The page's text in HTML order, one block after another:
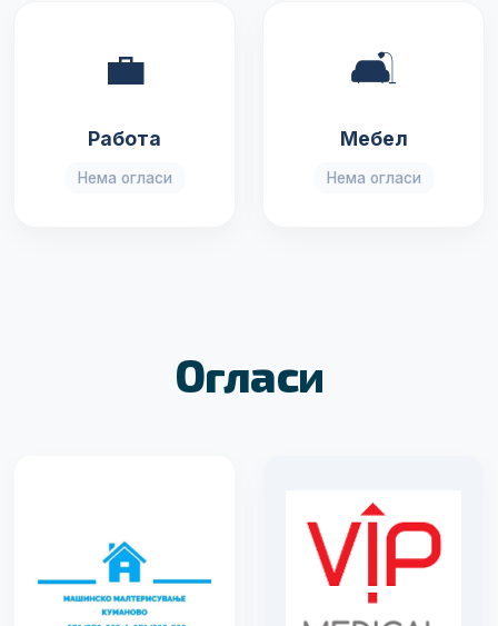
💼
Работа
Нема огласи
🛋️
Мебел
Нема огласи
Огласи